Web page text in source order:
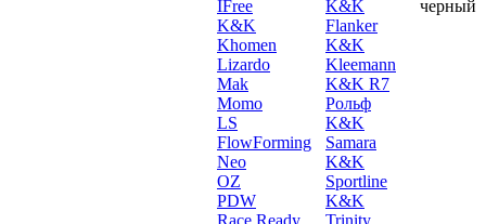
IFree
K&K
Khomen
Lizardo
Mak
Momo
LS
FlowForming
Neo
OZ
PDW
Race Ready
K&K
Flanker
K&K
Kleemann
K&K R7
Рольф
K&K
Samara
K&K
Sportline
K&K
Trinity
черный